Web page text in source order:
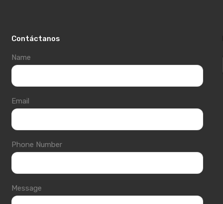
Contáctanos
Name
Email
Phone Number
Message